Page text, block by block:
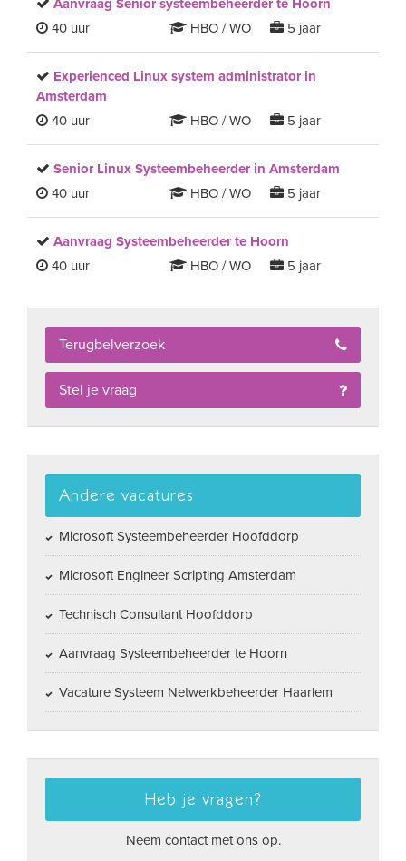
Aanvraag Senior systeembeheerder te Hoorn
40 uur
HBO / WO 5 jaar
Experienced Linux system administrator in
Amsterdam
40 uur
HBO / WO 5 jaar
Senior Linux Systeembeheerder in Amsterdam
40 uur
HBO / WO 5 jaar
Aanvraag Systeembeheerder te Hoorn
40 uur
HBO / WO 5 jaar
Terugbelverzoek
Stel je vraag
Andere vacatures
Microsoft Systeembeheerder Hoofddorp
Microsoft Engineer Scripting Amsterdam
Technisch Consultant Hoofddorp
Aanvraag Systeembeheerder te Hoorn
Vacature Systeem Netwerkbeheerder Haarlem
Heb je vragen?
Neem contact met ons op.